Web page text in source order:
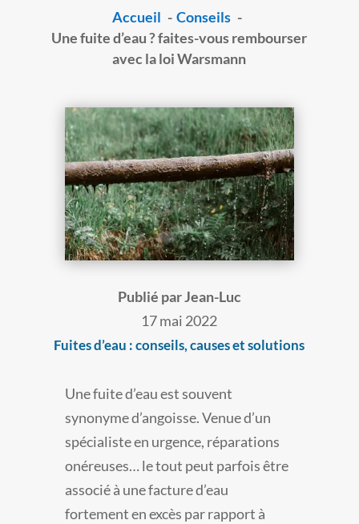
Accueil
Conseils
Une fuite d’eau ? faites-vous rembourser
avec la loi Warsmann
Publié par Jean-Luc
17 mai 2022
Fuites d’eau : conseils, causes et solutions
Une fuite d’eau est souvent
synonyme d’angoisse. Venue d’un
spécialiste en urgence, réparations
onéreuses… le tout peut parfois être
associé à une facture d’eau
fortement en excès par rapport à